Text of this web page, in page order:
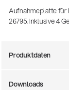
Aufnahmeplatte für
26795. Inklusive 4
Produktdaten
Downloads